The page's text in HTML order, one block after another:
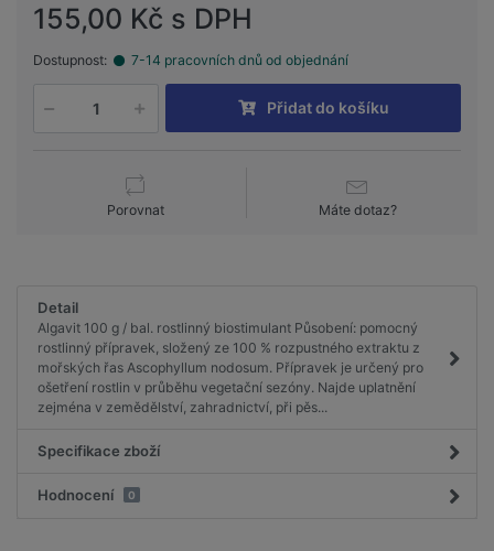
155,00 Kč s DPH
Dostupnost: 7-14 pracovních dnů od objednání
Přidat do košíku
Porovnat Máte dotaz?
Detail
Algavit 100 g / bal. rostlinný biostimulant Působení: pomocný
rostlinný přípravek, složený ze 100 % rozpustného extraktu z
mořských řas Ascophyllum nodosum. Přípravek je určený pro
ošetření rostlin v průběhu vegetační sezóny. Najde uplatnění
zejména v zemědělství, zahradnictví, při pěs...
Specifikace zboží
Hodnocení 0